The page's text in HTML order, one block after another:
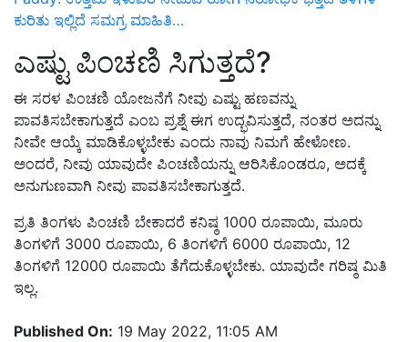
ಕುರಿತು ಇಲ್ಲಿದೆ ಸಮಗ್ರ ಮಾಹಿತಿ…
ಎಷ್ಟು ಪಿಂಚಣಿ ಸಿಗುತ್ತದೆ?
ಈ ಸರಳ ಪಿಂಚಣಿ ಯೋಜನೆಗೆ ನೀವು ಎಷ್ಟು ಹಣವನ್ನು
ಪಾವತಿಸಬೇಕಾಗುತ್ತದೆ ಎಂಬ ಪ್ರಶ್ನೆ ಈಗ ಉದ್ಭವಿಸುತ್ತದೆ, ನಂತರ ಅದನ್ನು
ನೀವೇ ಆಯ್ಕೆ ಮಾಡಿಕೊಳ್ಳಬೇಕು ಎಂದು ನಾವು ನಿಮಗೆ ಹೇಳೋಣ.
ಅಂದರೆ, ನೀವು ಯಾವುದೇ ಪಿಂಚಣಿಯನ್ನು ಆರಿಸಿಕೊಂಡರೂ, ಅದಕ್ಕೆ
ಅನುಗುಣವಾಗಿ ನೀವು ಪಾವತಿಸಬೇಕಾಗುತ್ತದೆ.
ಪ್ರತಿ ತಿಂಗಳು ಪಿಂಚಣಿ ಬೇಕಾದರೆ ಕನಿಷ್ಠ 1000 ರೂಪಾಯಿ, ಮೂರು
ತಿಂಗಳಿಗೆ 3000 ರೂಪಾಯಿ, 6 ತಿಂಗಳಿಗೆ 6000 ರೂಪಾಯಿ, 12
ತಿಂಗಳಿಗೆ 12000 ರೂಪಾಯಿ ತೆಗೆದುಕೊಳ್ಳಬೇಕು. ಯಾವುದೇ ಗರಿಷ್ಠ ಮಿತಿ
ಇಲ್ಲ.
Published On: 19 May 2022, 11:05 AM